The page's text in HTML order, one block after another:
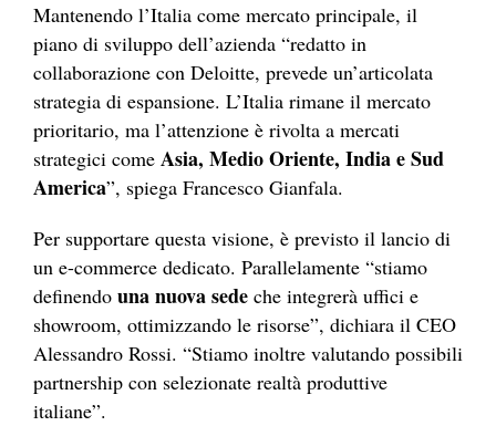
Mantenendo l’Italia come mercato principale, il
piano di sviluppo dell’azienda “redatto in
collaborazione con Deloitte, prevede un’articolata
strategia di espansione. L’Italia rimane il mercato
prioritario, ma l’attenzione è rivolta a mercati
strategici come Asia, Medio Oriente, India e Sud
America”, spiega Francesco Gianfala.
Per supportare questa visione, è previsto il lancio di
un e-commerce dedicato. Parallelamente “stiamo
definendo una nuova sede che integrerà uffici e
showroom, ottimizzando le risorse”, dichiara il CEO
Alessandro Rossi. “Stiamo inoltre valutando possibili
partnership con selezionate realtà produttive
italiane”.